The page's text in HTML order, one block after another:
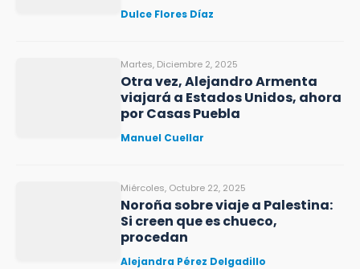
Dulce Flores Díaz
Martes, Diciembre 2, 2025
Otra vez, Alejandro Armenta
viajará a Estados Unidos, ahora
por Casas Puebla
Manuel Cuellar
Miércoles, Octubre 22, 2025
Noroña sobre viaje a Palestina:
Si creen que es chueco,
procedan
Alejandra Pérez Delgadillo